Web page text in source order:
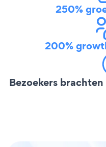
250%
200%
Bezoekers brachten